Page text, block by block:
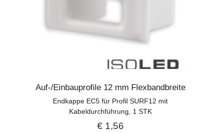
Auf-/Einbauprofile 12 mm Flexbandbreite
Endkappe EC5 für Profil SURF12 mit
Kabeldurchführung, 1 STK
€1,56